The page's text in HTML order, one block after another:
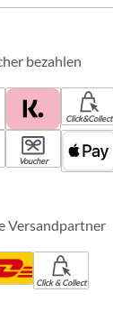
bezahlen
Click&Collect
Voucher
Versandpartner
Click & Collect